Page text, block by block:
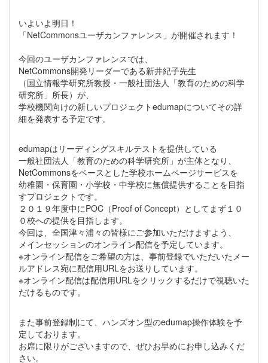
いよいよ明日！
「NetCommonsユーザカンファレンス」が開催されます！
今回のユーザカンファレンスでは、
NetCommons開発リーダーである新井紀子先生
（国立情報学研究所教授・一般社団法人「教育のための科学
研究所」所長）が、
学校機関向けの新しいプロジェクトedumapについてその詳
細を発表する予定です。
edumapはリーディングスキルテストを提供している
一般社団法人「教育のための科学研究所」が主体となり、
NetCommonsをベースとした学校ホームページサービスを
幼稚園・保育園・小学校・中学校に無償提供することを目指
すプロジェクトです。
２０１９年度中にPOC（Proof of Concept）としてまず１０
０校への提供を目指します。
今回は、全国津々浦々の皆様にご参加いただけますよう、
メインセッションのオンライン配信を予定しています。
※オンライン配信をご希望の方は、事前登録でいただいたメー
ルアドレス宛に配信用URLをお送りしています。
※オンライン配信は配信用URLをクリックするだけで視聴いた
だけるものです。
また事前登録制にて、ハンズオン型のedumap操作体験を予
定しております。
お席に限りがございますので、ぜひお早めにお申し込みくだ
さい。